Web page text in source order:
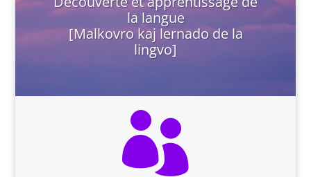
la langue
[Malkovro kaj lernado de la
lingvo]
